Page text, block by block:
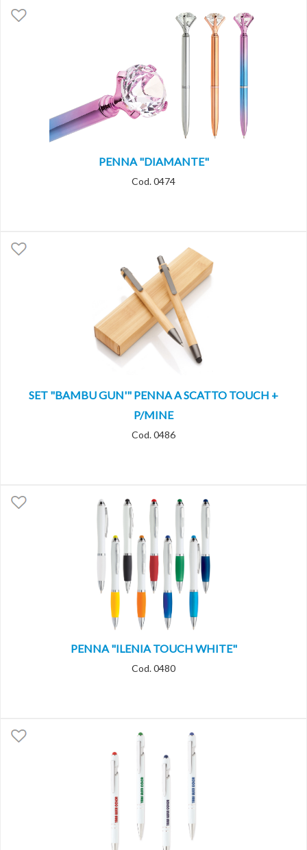
PENNA "DIAMANTE"
Cod. 0474
SET "BAMBU GUN'" PENNA A SCATTO TOUCH +
P/MINE
Cod. 0486
PENNA "ILENIA TOUCH WHITE"
Cod. 0480